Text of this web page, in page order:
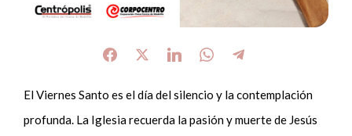
El Viernes Santo es el día del silencio y la contemplación
profunda. La Iglesia recuerda la pasión y muerte de Jesús